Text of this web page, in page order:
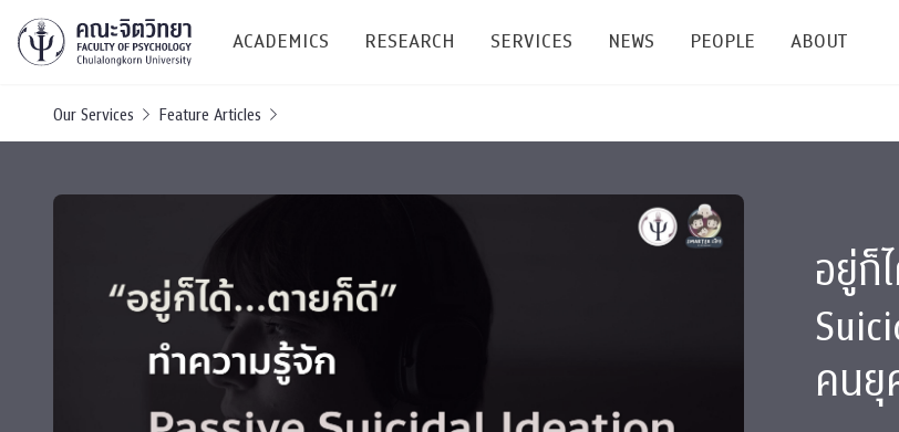
ACADEMICS
Bachelor of Science
(B.Sc.)
RESEARCH
Resources & Facilities
Research Publications
TICP 2023
SERVICES
Academic Service
Psychological Center for Effective
Life Di
NEWS
Events & Announcement
PEOPLE
Staffs
Management
ABOUT
เชิดชูศิษย์
Giving
Annual
Contact
Our Services Feature Articles
อยู่ก็
คนยุ